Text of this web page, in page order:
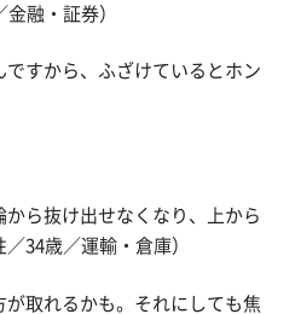
融・証券）
すから、ふざけているとホン
から抜け出せなくなり、上から
34歳／運輸・倉庫）
取れるかも。それにしても焦